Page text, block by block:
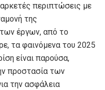
περιπτώσεις με
της
έργων, από το
τα φαινόμενα του 2025
είναι παρούσα,
προστασία των
την ασφάλεια